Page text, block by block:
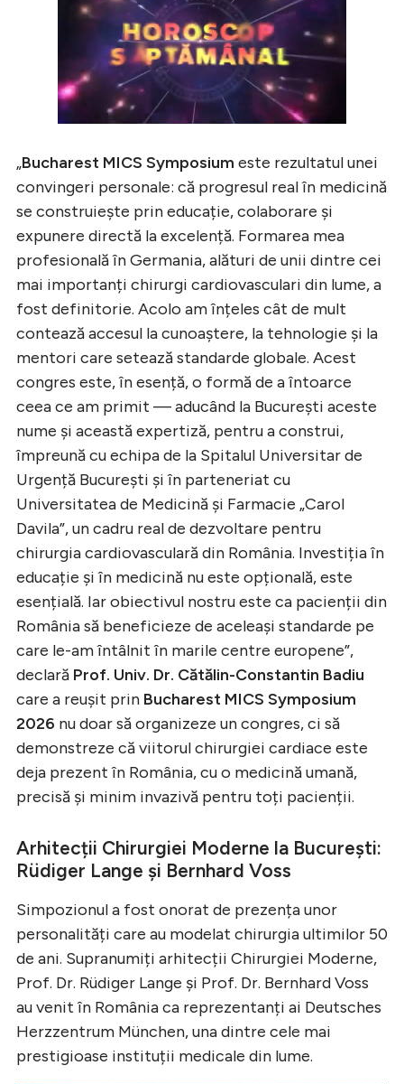
„Bucharest MICS Symposium este rezultatul unei
convingeri personale: că progresul real în medicină
se construiește prin educație, colaborare și
expunere directă la excelență. Formarea mea
profesională în Germania, alături de unii dintre cei
mai importanți chirurgi cardiovasculari din lume, a
fost definitorie. Acolo am înțeles cât de mult
contează accesul la cunoaștere, la tehnologie și la
mentori care setează standarde globale. Acest
congres este, în esență, o formă de a întoarce
ceea ce am primit — aducând la București aceste
nume și această expertiză, pentru a construi,
împreună cu echipa de la Spitalul Universitar de
Urgență București și în parteneriat cu
Universitatea de Medicină și Farmacie „Carol
Davila”, un cadru real de dezvoltare pentru
chirurgia cardiovasculară din România. Investiția în
educație și în medicină nu este opțională, este
esențială. Iar obiectivul nostru este ca pacienții din
România să beneficieze de aceleași standarde pe
care le-am întâlnit în marile centre europene”,
declară Prof. Univ. Dr. Cătălin-Constantin Badiu
care a reușit prin Bucharest MICS Symposium
2026 nu doar să organizeze un congres, ci să
demonstreze că viitorul chirurgiei cardiace este
deja prezent în România, cu o medicină umană,
precisă și minim invazivă pentru toți pacienții.
Arhitecții Chirurgiei Moderne la București:
Rüdiger Lange și Bernhard Voss
Simpozionul a fost onorat de prezența unor
personalități care au modelat chirurgia ultimilor 50
de ani. Supranumiți arhitecții Chirurgiei Moderne,
Prof. Dr. Rüdiger Lange și Prof. Dr. Bernhard Voss
au venit în România ca reprezentanți ai Deutsches
Herzzentrum München, una dintre cele mai
prestigioase instituții medicale din lume.